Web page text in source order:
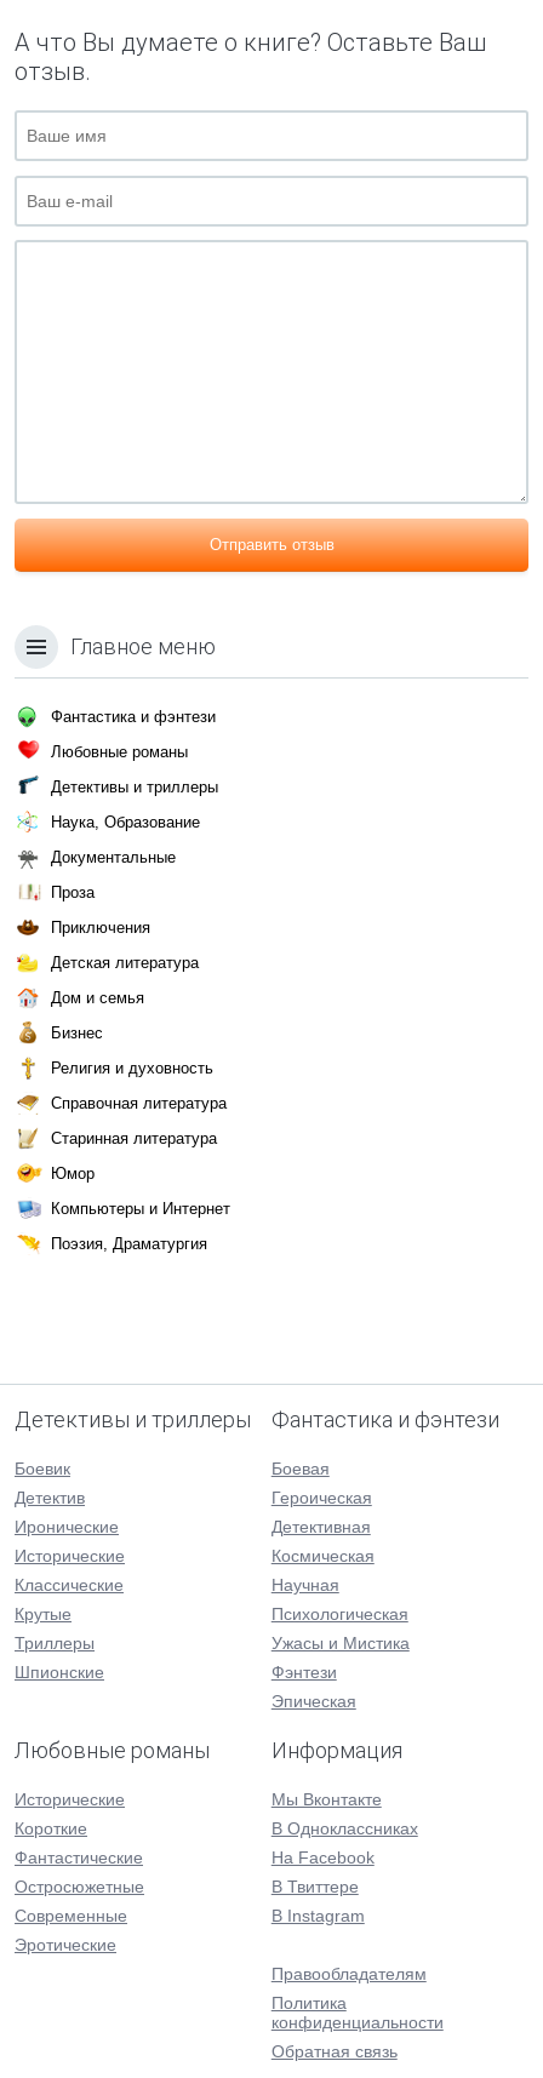
А что Вы думаете о книге? Оставьте Ваш
отзыв.
Отправить отзыв
Главное меню
Фантастика и фэнтези
Любовные романы
Детективы и триллеры
Наука, Образование
Документальные
Проза
Приключения
Детская литература
Дом и семья
Бизнес
Религия и духовность
Справочная литература
Старинная литература
Юмор
Компьютеры и Интернет
Поэзия, Драматургия
Детективы и триллеры
Боевик
Детектив
Иронические
Исторические
Классические
Крутые
Триллеры
Шпионские
Фантастика и фэнтези
Боевая
Героическая
Детективная
Космическая
Научная
Психологическая
Ужасы и Мистика
Фэнтези
Эпическая
Любовные романы
Исторические
Короткие
Фантастические
Остросюжетные
Современные
Эротические
Информация
Мы Вконтакте
В Одноклассниках
На Facebook
В Твиттере
В Instagram
Правообладателям
Политика
конфиденциальности
Обратная связь